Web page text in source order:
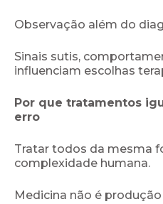
Observação além do
Sinais sutis,
influenciam escolhas
Por que tratamentos
erro
Tratar todos da mesma
complexidade humana.
Medicina não é